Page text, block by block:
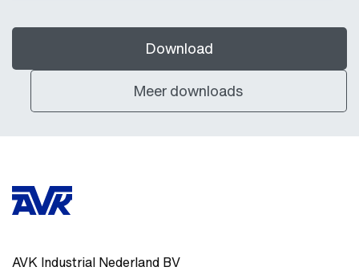
Download
Meer downloads
AVK Industrial Nederland BV